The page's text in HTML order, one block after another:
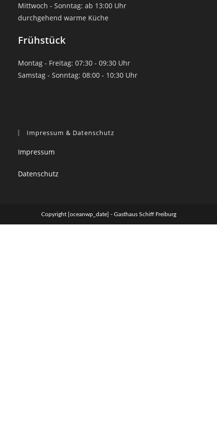
Mittwoch - Sonntag: ab 13:00 Uhr
durchgehend warme Küche
Frühstück
Montag - Freitag: 07:30 - 09:30 Uhr
Samstag - Sonntag: 08:00 - 10:30 Uhr
Impressum & Datenschutz
Impressum
Datenschutz
Copyright [oceanwp_date] - Gasthaus Schiff Freiburg